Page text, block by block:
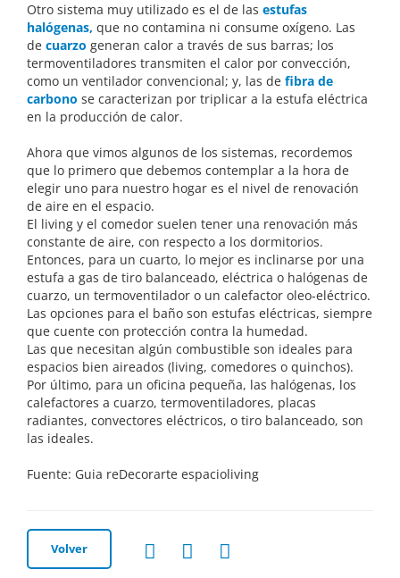
Otro sistema muy utilizado es el de las estufas
halógenas, que no contamina ni consume oxígeno. Las
de cuarzo generan calor a través de sus barras; los
termoventiladores transmiten el calor por convección,
como un ventilador convencional; y, las de fibra de
carbono se caracterizan por triplicar a la estufa eléctrica
en la producción de calor.
Ahora que vimos algunos de los sistemas, recordemos
que lo primero que debemos contemplar a la hora de
elegir uno para nuestro hogar es el nivel de renovación
de aire en el espacio.
El living y el comedor suelen tener una renovación más
constante de aire, con respecto a los dormitorios.
Entonces, para un cuarto, lo mejor es inclinarse por una
estufa a gas de tiro balanceado, eléctrica o halógenas de
cuarzo, un termoventilador o un calefactor oleo-eléctrico.
Las opciones para el baño son estufas eléctricas, siempre
que cuente con protección contra la humedad.
Las que necesitan algún combustible son ideales para
espacios bien aireados (living, comedores o quinchos).
Por último, para un oficina pequeña, las halógenas, los
calefactores a cuarzo, termoventiladores, placas
radiantes, convectores eléctricos, o tiro balanceado, son
las ideales.
Fuente: Guia reDecorarte espacioliving
Volver